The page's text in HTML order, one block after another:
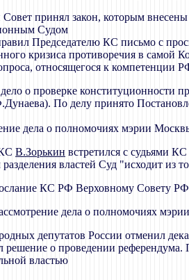
принял закон, которым
Судом
Председателю КС письмо с
кризиса противоречия в самой
относящегося к компетенции
о проверке конституционности
По делу принято
дела о полномочиях мэрии
В.Зорькин встретился с судьями
властей Суд "исходит из
КС РФ Верховному Совету
дела о полномочиях
депутатов России отменил
о проведении референдума.
властью